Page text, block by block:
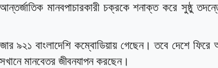
মানবপাচারকারী চক্রকে শনাক্ত করে সুষ্ঠু
৯২১ বাংলাদেশি কম্বোডিয়ায় গেছেন। তবে দেশে ফিরে
মানবেতর জীবনযাপন করছেন।